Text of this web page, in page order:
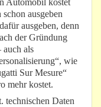
Automobil kostet
ausgeben
ausgeben, denn
der Gründung
auch als
wie
Sur Mesure“
mehr kostet.
technischen Daten